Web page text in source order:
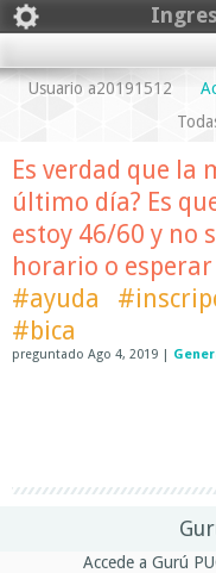
Usuario a20191512
Es verdad que la
último día? Es
estoy 46/60 y no
horario o
#ayuda
#bica
preguntado Ago 4, 2019 |
Accede a Gurú